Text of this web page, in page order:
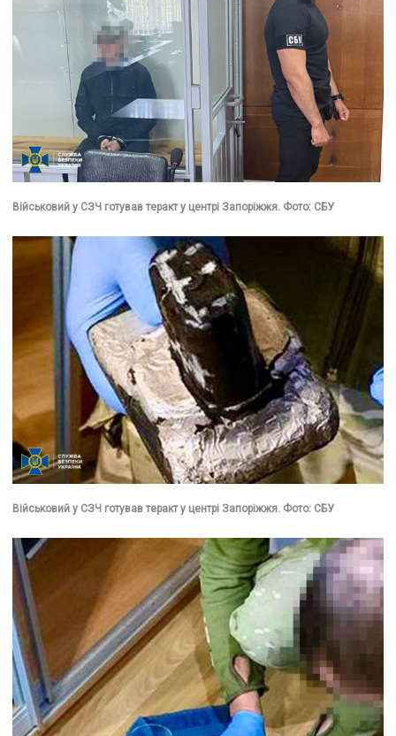
Військовий у СЗЧ готував теракт у центрі Запоріжжя. Фото: СБУ
Військовий у СЗЧ готував теракт у центрі Запоріжжя. Фото: СБУ